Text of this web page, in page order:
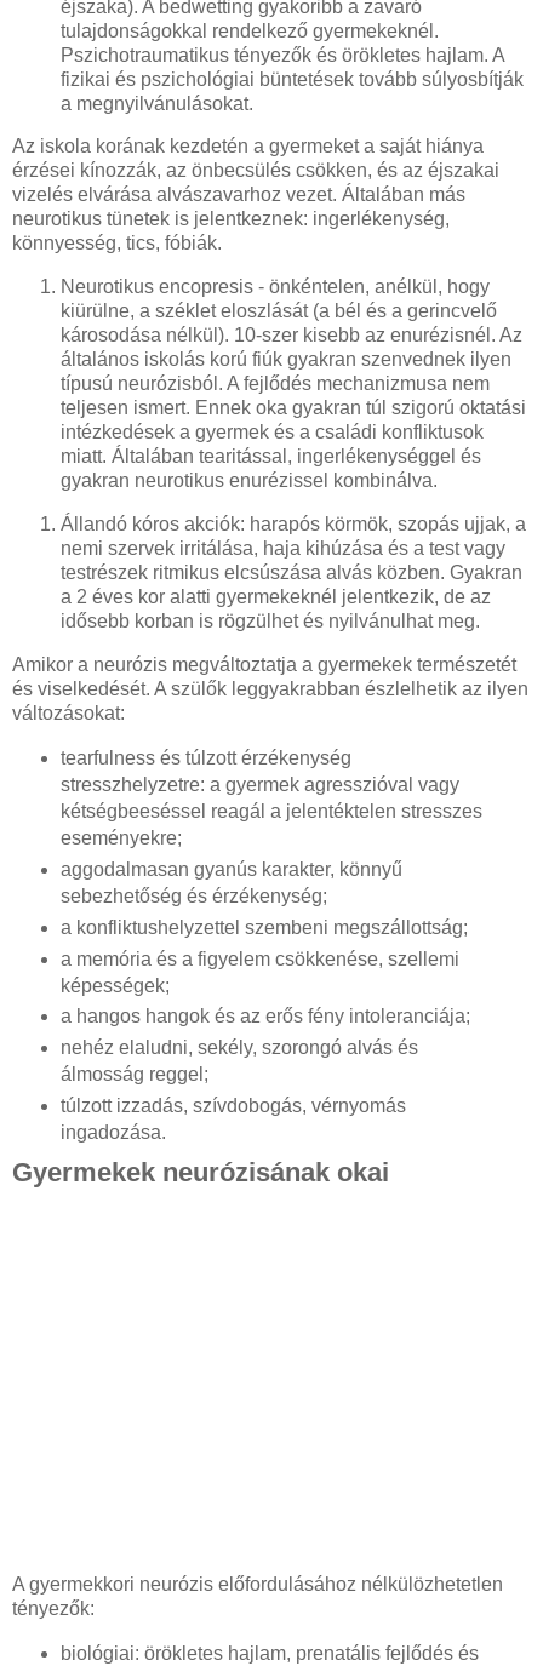
éjszaka). A bedwetting gyakoribb a zavaró
tulajdonságokkal rendelkező gyermekeknél.
Pszichotraumatikus tényezők és örökletes hajlam. A
fizikai és pszichológiai büntetések tovább súlyosbítják
a megnyilvánulásokat.
Az iskola korának kezdetén a gyermeket a saját hiánya
érzései kínozzák, az önbecsülés csökken, és az éjszakai
vizelés elvárása alvászavarhoz vezet. Általában más
neurotikus tünetek is jelentkeznek: ingerlékenység,
könnyesség, tics, fóbiák.
Neurotikus encopresis - önkéntelen, anélkül, hogy
kiürülne, a széklet eloszlását (a bél és a gerincvelő
károsodása nélkül). 10-szer kisebb az enurézisnél. Az
általános iskolás korú fiúk gyakran szenvednek ilyen
típusú neurózisból. A fejlődés mechanizmusa nem
teljesen ismert. Ennek oka gyakran túl szigorú oktatási
intézkedések a gyermek és a családi konfliktusok
miatt. Általában tearitással, ingerlékenységgel és
gyakran neurotikus enurézissel kombinálva.
Állandó kóros akciók: harapós körmök, szopás ujjak, a
nemi szervek irritálása, haja kihúzása és a test vagy
testrészek ritmikus elcsúszása alvás közben. Gyakran
a 2 éves kor alatti gyermekeknél jelentkezik, de az
idősebb korban is rögzülhet és nyilvánulhat meg.
Amikor a neurózis megváltoztatja a gyermekek természetét
és viselkedését. A szülők leggyakrabban észlelhetik az ilyen
változásokat:
tearfulness és túlzott érzékenység
stresszhelyzetre: a gyermek agresszióval vagy
kétségbeeséssel reagál a jelentéktelen stresszes
eseményekre;
aggodalmasan gyanús karakter, könnyű
sebezhetőség és érzékenység;
a konfliktushelyzettel szembeni megszállottság;
a memória és a figyelem csökkenése, szellemi
képességek;
a hangos hangok és az erős fény intoleranciája;
nehéz elaludni, sekély, szorongó alvás és
álmosság reggel;
túlzott izzadás, szívdobogás, vérnyomás
ingadozása.
Gyermekek neurózisának okai
A gyermekkori neurózis előfordulásához nélkülözhetetlen
tényezők:
biológiai: örökletes hajlam, prenatális fejlődés és